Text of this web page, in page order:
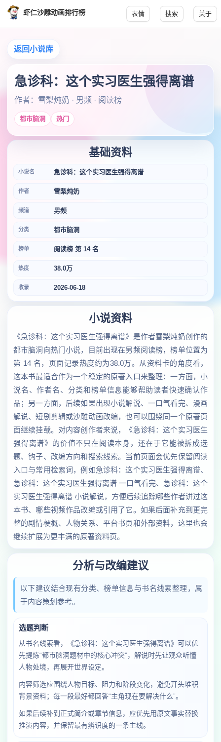
虾仁沙雕动画排行榜 表情 搜索 关于
返回小说库
急诊科：这个实习医生强得离谱
作者：雪梨炖奶 · 男频 · 阅读榜
都市脑洞 热门
基础资料
小说名 急诊科：这个实习医生强得离谱
作者 雪梨炖奶
频道 男频
分类 都市脑洞
榜单 阅读榜 第 14 名
热度 38.0万
收录 2026-06-18
小说资料
《急诊科：这个实习医生强得离谱》是作者雪梨炖奶创作的
都市脑洞向热门小说，目前出现在男频阅读榜，榜单位置为
第 14 名，页面记录热度约为38.0万。从资料卡的角度看，
这本书最适合作为一个稳定的原著入口来整理：一方面，小
说名、作者名、分类和榜单信息能够帮助读者快速确认作
品；另一方面，后续如果出现小说解说、一口气看完、漫画
解说、短剧剪辑或沙雕动画改编，也可以围绕同一个原著页
面继续挂载。对内容创作者来说，《急诊科：这个实习医生
强得离谱》的价值不只在阅读本身，还在于它能被拆成选
题、钩子、改编方向和搜索线索。当前页面会优先保留阅读
入口与常用检索词，例如急诊科：这个实习医生强得离谱、
急诊科：这个实习医生强得离谱 一口气看完、急诊科：这个
实习医生强得离谱 小说解说，方便后续追踪哪些作者讲过这
本书、哪些视频作品改编或引用了它。如果后面补充到更完
整的剧情梗概、人物关系、平台书页和外部资料，这里也会
继续扩展为更丰满的原著资料页。
分析与改编建议
以下建议结合现有分类、榜单信息与书名线索整理，属
于内容策划参考。
选题判断
从书名线索看，《急诊科：这个实习医生强得离谱》可以优
先提炼“都市脑洞题材中的核心冲突”，解说时先让观众听懂
人物处境，再展开世界设定。
内容筛选应围绕人物目标、阻力和阶段变化，避免开头堆积
背景资料；每一段最好都回答“主角现在要解决什么”。
如果后续补到正式简介或章节信息，应优先用原文事实替换
推演内容，并保留最有辨识度的一条主线。